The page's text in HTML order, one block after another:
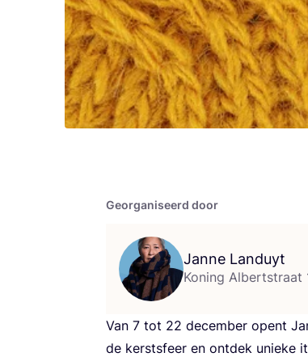
Georganiseerd door
Janne Landuyt
Koning Albertstraat
Van 7 tot 22 decem­ber opent
de kerst­sfeer en ont­dek unie­ke